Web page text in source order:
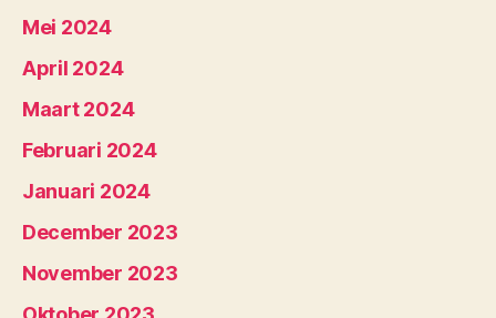
Mei 2024
April 2024
Maart 2024
Februari 2024
Januari 2024
December 2023
November 2023